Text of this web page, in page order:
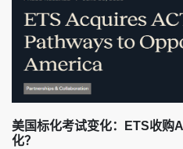
美国标化考试变化：ETS收购
化？